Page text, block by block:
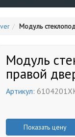
Модуль
Модуль
правой
Артикул:
Показать цену